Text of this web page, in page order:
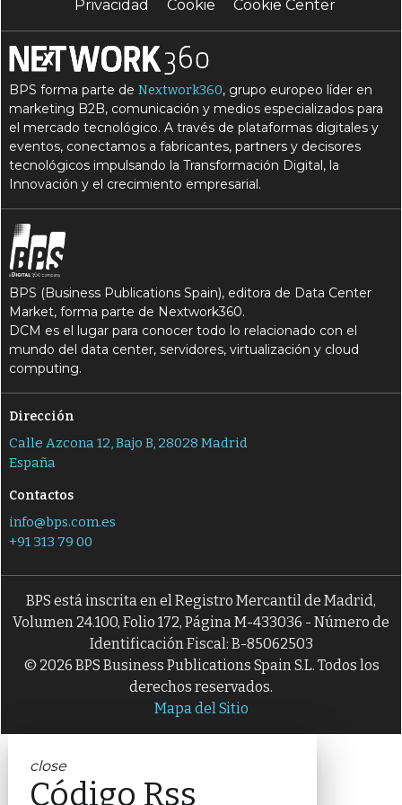
Privacidad
Cookie Cookie Center
BPS forma parte deNextwork360, grupo europeo líder en
marketing B2B, comunicación y medios especializados para
el mercado tecnológico. A través de plataformas digitales y
eventos, conectamos a fabricantes, partners y decisores
tecnológicos impulsando la Transformación Digital, la
Innovación y el crecimiento empresarial.
BPS (Business Publications Spain), editora de Data Center
Market, forma parte de Nextwork360.
DCM es el lugar para conocer todo lo relacionado con el
mundo del data center, servidores, virtualización y cloud
computing.
Dirección
Calle Azcona 12, Bajo B, 28028 Madrid
España
Contactos
info@bps.com.es
+91 313 79 00
BPS está inscrita en el Registro Mercantil de Madrid,
Volumen 24.100, Folio 172, Página M-433036 - Número de
Identificación Fiscal: B-85062503
© 2026 BPS Business Publications Spain S.L. Todos los
derechos reservados.
Mapa del Sitio
close
Código Rss